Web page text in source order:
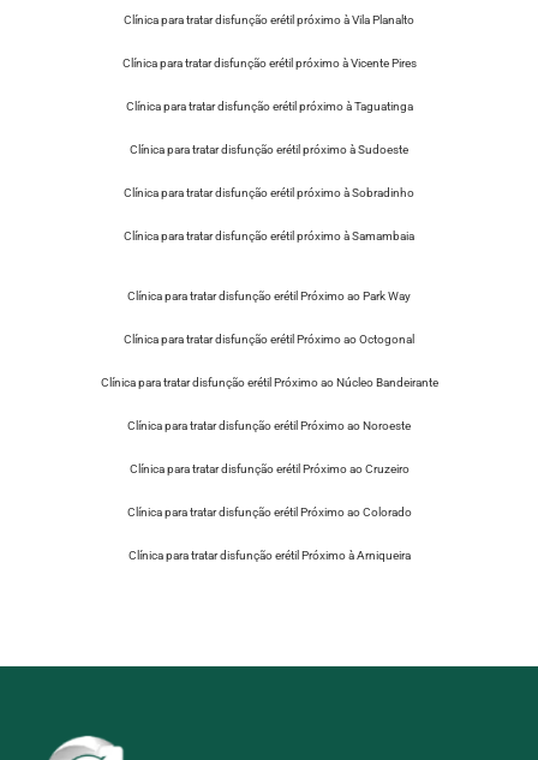
Clínica para tratar disfunção erétil próximo à Vila Planalto
Clínica para tratar disfunção erétil próximo à Vicente Pires
Clínica para tratar disfunção erétil próximo à Taguatinga
Clínica para tratar disfunção erétil próximo à Sudoeste
Clínica para tratar disfunção erétil próximo à Sobradinho
Clínica para tratar disfunção erétil próximo à Samambaia
Clínica para tratar disfunção erétil Próximo ao Park Way
Clínica para tratar disfunção erétil Próximo ao Octogonal
Clínica para tratar disfunção erétil Próximo ao Núcleo Bandeirante
Clínica para tratar disfunção erétil Próximo ao Noroeste
Clínica para tratar disfunção erétil Próximo ao Cruzeiro
Clínica para tratar disfunção erétil Próximo ao Colorado
Clínica para tratar disfunção erétil Próximo à Arniqueira